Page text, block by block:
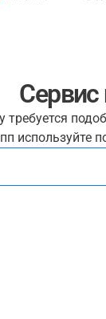
Сервис
требуется
используйте